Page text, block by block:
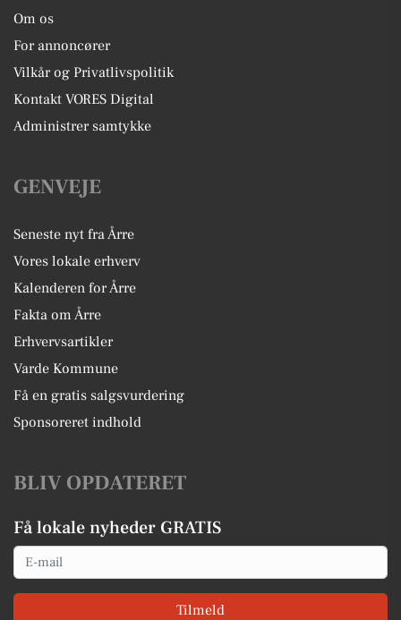
Om os
For annoncører
Vilkår og Privatlivspolitik
Kontakt VORES Digital
Administrer samtykke
GENVEJE
Seneste nyt fra Årre
Vores lokale erhverv
Kalenderen for Årre
Fakta om Årre
Erhvervsartikler
Varde Kommune
Få en gratis salgsvurdering
Sponsoreret indhold
BLIV OPDATERET
Få lokale nyheder GRATIS
Email
Tilmeld